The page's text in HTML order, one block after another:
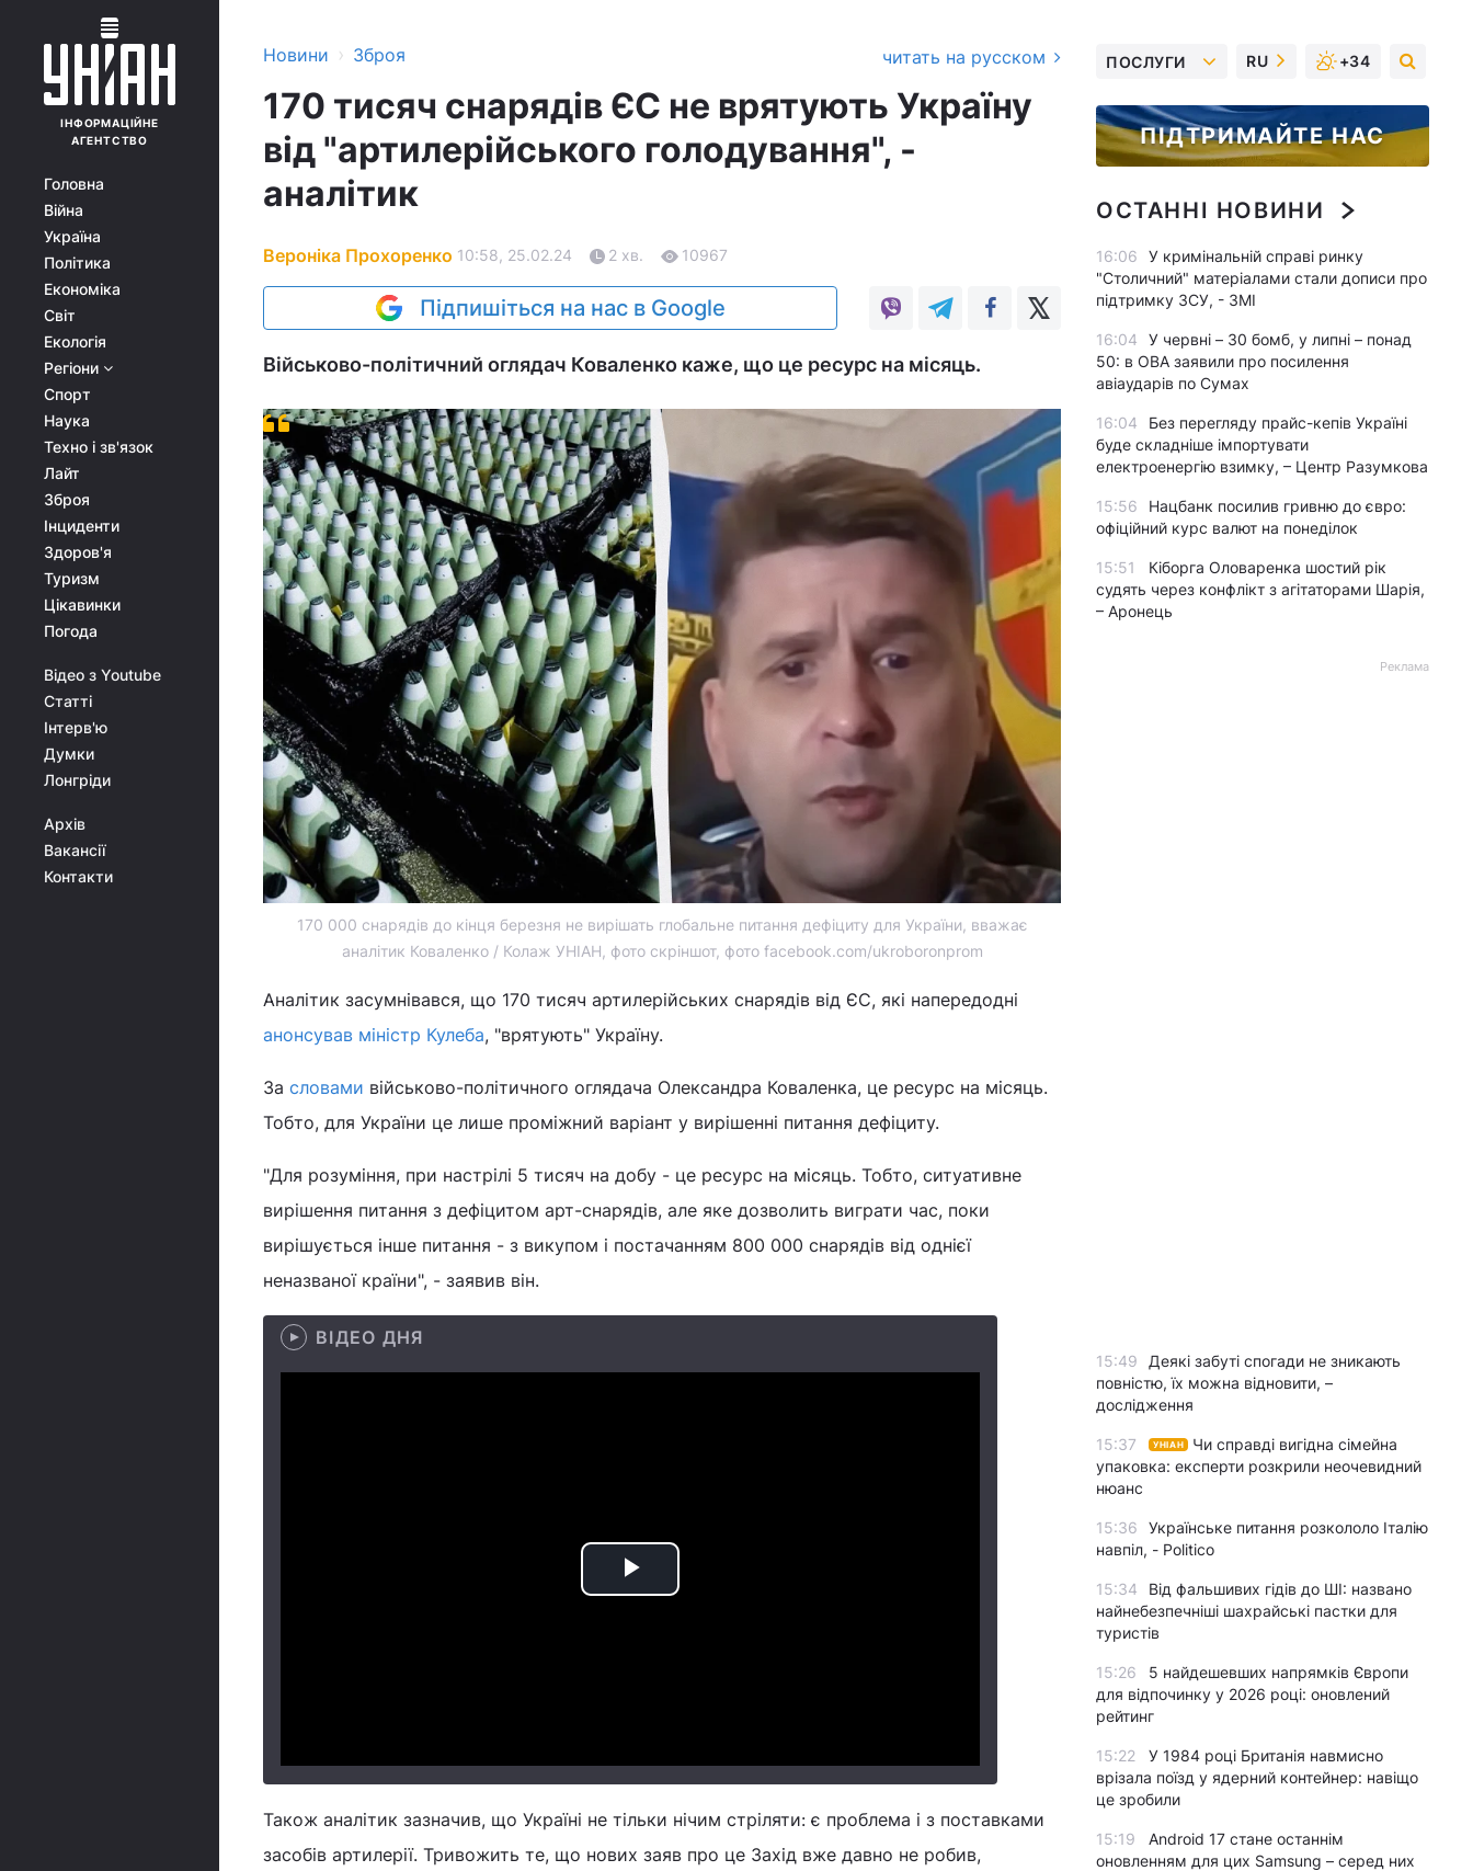
ІНФОРМАЦІЙНЕ
АГЕНТСТВО
Головна
Війна
Україна
Політика
Економіка
Світ
Екологія
Регіони
Спорт
Наука
Техно і зв'язок
Лайт
Зброя
Інциденти
Здоров'я
Туризм
Цікавинки
Погода
Відео з Youtube
Статті
Інтерв'ю
Думки
Лонгріди
Архів
Вакансії
Контакти
Новини › Зброя читать на русском
170 тисяч снарядів ЄС не врятують Україну
від "артилерійського голодування", -
аналітик
Вероніка Прохоренко 10:58, 25.02.24 2 хв. 10967
Підпишіться на нас в Google
Військово-політичний оглядач Коваленко каже, що це ресурс на місяць.
170 000 снарядів до кінця березня не вирішать глобальне питання дефіциту для України, вважає
аналітик Коваленко / Колаж УНІАН, фото скріншот, фото facebook.com/ukroboronprom
Аналітик засумнівався, що 170 тисяч артилерійських снарядів від ЄС, які напередодні
анонсував міністр Кулеба, "врятують" Україну.
За словами військово-політичного оглядача Олександра Коваленка, це ресурс на місяць.
Тобто, для України це лише проміжний варіант у вирішенні питання дефіциту.
"Для розуміння, при настрілі 5 тисяч на добу - це ресурс на місяць. Тобто, ситуативне
вирішення питання з дефіцитом арт-снарядів, але яке дозволить виграти час, поки
вирішується інше питання - з викупом і постачанням 800 000 снарядів від однієї
неназваної країни", - заявив він.
ВІДЕО ДНЯ
Play
Також аналітик зазначив, що Україні не тільки нічим стріляти: є проблема і з поставками
засобів артилерії. Тривожить те, що нових заяв про це Захід вже давно не робив,
ПОСЛУГИ RU +34
ПІДТРИМАЙТЕ НАС
ОСТАННІ НОВИНИ
16:06
У кримінальній справі ринку
"Столичний" матеріалами стали дописи про
підтримку ЗСУ, - ЗМІ
16:04
У червні – 30 бомб, у липні – понад
50: в ОВА заявили про посилення
авіаударів по Сумах
16:04
Без перегляду прайс-кепів Україні
буде складніше імпортувати
електроенергію взимку, – Центр Разумкова
15:56
Нацбанк посилив гривню до євро:
офіційний курс валют на понеділок
15:51
Кіборга Оловаренка шостий рік
судять через конфлікт з агітаторами Шарія,
– Аронець
Реклама
15:49
Деякі забуті спогади не зникають
повністю, їх можна відновити, –
дослідження
15:37 УНІАН
Чи справді вигідна сімейна
упаковка: експерти розкрили неочевидний
нюанс
15:36
Українське питання розкололо Італію
навпіл, - Politico
15:34
Від фальшивих гідів до ШІ: названо
найнебезпечніші шахрайські пастки для
туристів
15:26
5 найдешевших напрямків Європи
для відпочинку у 2026 році: оновлений
рейтинг
15:22
У 1984 році Британія навмисно
врізала поїзд у ядерний контейнер: навіщо
це зробили
15:19
Android 17 стане останнім
оновленням для цих Samsung – серед них